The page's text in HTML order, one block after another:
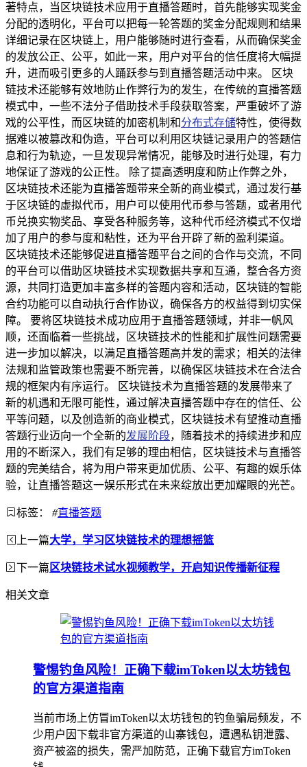
著特点，当区块链技术应用于直播答题时，首先能够实现奖金
分配的透明化，平台可以把每一轮答题的奖金分配规则和结果
详细记录在区块链上，用户能够随时进行查看，从而确保奖金
的发放公正、公平，如此一来，用户对平台的信任度将大幅提
升，进而吸引更多的人踊跃参与到直播答题活动中来。 区块
链技术还能够有效地防止作弊行为的发生，在传统的直播答题
模式中，一些不法分子借助技术手段获取答案，严重破坏了游
戏的公平性，而区块链的加密机制和分布式存储特性，使得数
据难以被篡改和伪造，平台可以利用区块链记录用户的答题信
息和行为轨迹，一旦发现异常情况，能够及时进行处理，有力
地保证了游戏的公正性。 除了提高透明度和防止作弊之外，
区块链技术还能为直播答题带来全新的商业模式，通过发行基
于区块链的虚拟代币，用户可以使用代币参与答题，或者用代
币兑换实物奖品、享受各种服务等，这种代币经济模式不仅增
加了用户的参与度和粘性，还为平台开辟了新的盈利渠道。
区块链技术还能够促进直播答题平台之间的合作与交流，不同
的平台可以借助区块链技术实现数据共享和互通，整合各方资
源，共同打造更加丰富多样的答题内容和活动，区块链的智能
合约功能可以自动执行合作协议，确保各方的权益得到切实保
障。 要将区块链技术成功应用于直播答题领域，并非一帆风
顺，还面临着一些挑战，区块链技术的性能和扩展性问题需要
进一步加以解决，以满足直播答题高并发的需求；相关的法律
法规和监管政策也需要不断完善，以确保区块链技术在合法合
规的框架内有序运行。 区块链技术为直播答题的发展带来了
新的机遇和无限可能性，通过解决直播答题中存在的信任、公
平等问题，以及创造新的商业模式，区块链技术有望推动直播
答题行业迈向一个全新的发展阶段，随着技术的持续进步和应
用的不断深入，我们有足够的理由相信，区块链技术与直播答
题的完美结合，将为用户带来更加优质、公平、有趣的娱乐体
验，让直播答题这一娱乐形式在未来绽放出更加耀眼的光芒。
标签： #直播答题
上一篇大学，学习区块链技术的理想摇篮
下一篇 区块链技术试水视频教学，开启知识传播新征程
相关文章
警惕钓鱼风险！正确下载imToken以太坊钱包
的官方渠道指南
当前市场上仿冒imToken以太坊钱包的钓鱼骗局频发，不
少用户因下载非官方渠道的山寨钱包，遭遇私钥泄露、
资产被盗的损失，需严加防范，正确下载官方imToken